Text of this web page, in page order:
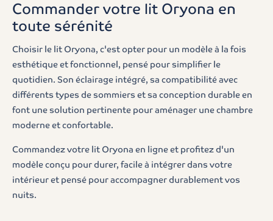
Commander votre lit Oryona en
toute sérénité
Choisir le lit Oryona, c'est opter pour un modèle à la fois
esthétique et fonctionnel, pensé pour simplifier le
quotidien. Son éclairage intégré, sa compatibilité avec
différents types de sommiers et sa conception durable en
font une solution pertinente pour aménager une chambre
moderne et confortable.
Commandez votre lit Oryona en ligne et profitez d'un
modèle conçu pour durer, facile à intégrer dans votre
intérieur et pensé pour accompagner durablement vos
nuits.